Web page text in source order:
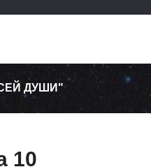
ДУШИ"
10